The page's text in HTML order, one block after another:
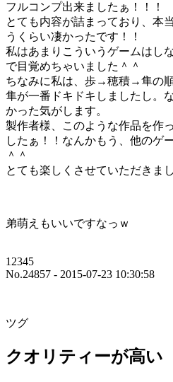
フルコンプ出来ましたぁ！！！
とても内容が詰まっており、本
うくらい凄かったです！！
私はあまりこういうゲームはし
で目覚めちゃいました＾＾
ちなみに私は、歩→穂積→隼の順
隼が一番ドキドキしましたし。
かった気がします。
製作者様、このような作品を作
したぁ！！なんかもう、他のゲ
＾＾
とても楽しくさせていただきま
弟萌えもいいですなっｗ
12345
No.24857 - 2015-07-23 10:30:58
ツグ
クオリティーが高い